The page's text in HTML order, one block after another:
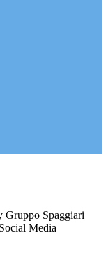
Gruppo Spaggiari
Media